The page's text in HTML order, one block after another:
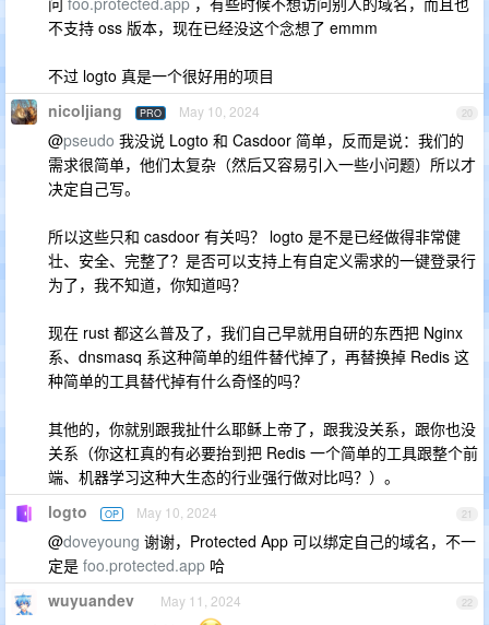
不支持 oss 版本，现在已经没这个念想了 emmm
不过 logto 真是一个很好用的项目
20
nicoljiang PRO May 10, 2024
@pseudo 我没说 Logto 和 Casdoor 简单，反而是说：我们的
需求很简单，他们太复杂（然后又容易引入一些小问题）所以才
决定自己写。
所以这些只和 casdoor 有关吗？ logto 是不是已经做得非常健
壮、安全、完整了？是否可以支持上有自定义需求的一键登录行
为了，我不知道，你知道吗？
现在 rust 都这么普及了，我们自己早就用自研的东西把 Nginx
系、dnsmasq 系这种简单的组件替代掉了，再替换掉 Redis 这
种简单的工具替代掉有什么奇怪的吗？
其他的，你就别跟我扯什么耶稣上帝了，跟我没关系，跟你也没
关系（你这杠真的有必要抬到把 Redis 一个简单的工具跟整个前
端、机器学习这种大生态的行业强行做对比吗？）。
21
logto OP May 10, 2024
@doveyoung 谢谢，Protected App 可以绑定自己的域名，不一
定是 foo.protected.app 哈
22
wuyuandev May 11, 2024